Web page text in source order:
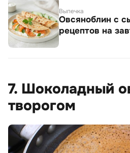
Выпечка
Овсяноблин с
рецептов на
7. Шоколадный
творогом